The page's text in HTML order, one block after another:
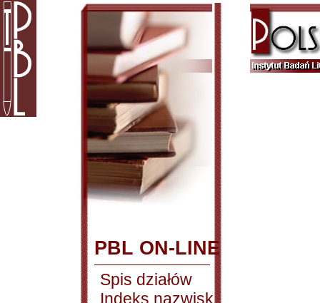
PBL ON-LINE
Spis działów
Indeks nazwisk